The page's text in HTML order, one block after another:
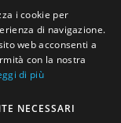
indirette e altri
i cookie per
di navigazione.
web acconsenti a
con la nostra
di più
NECESSARI